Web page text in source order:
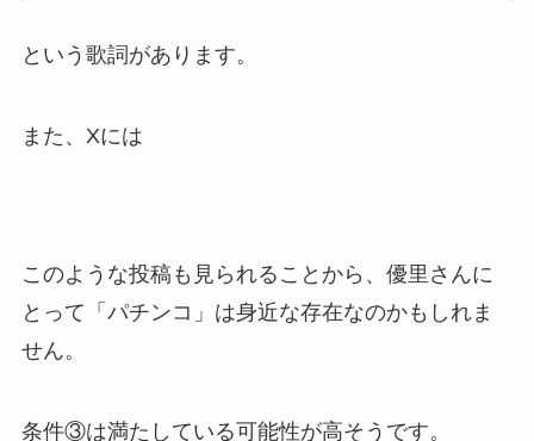
という歌詞があります。
また、Xには
このような投稿も見られることから、優里さんに
とって「パチンコ」は身近な存在なのかもしれま
せん。
条件③は満たしている可能性が高そうです。